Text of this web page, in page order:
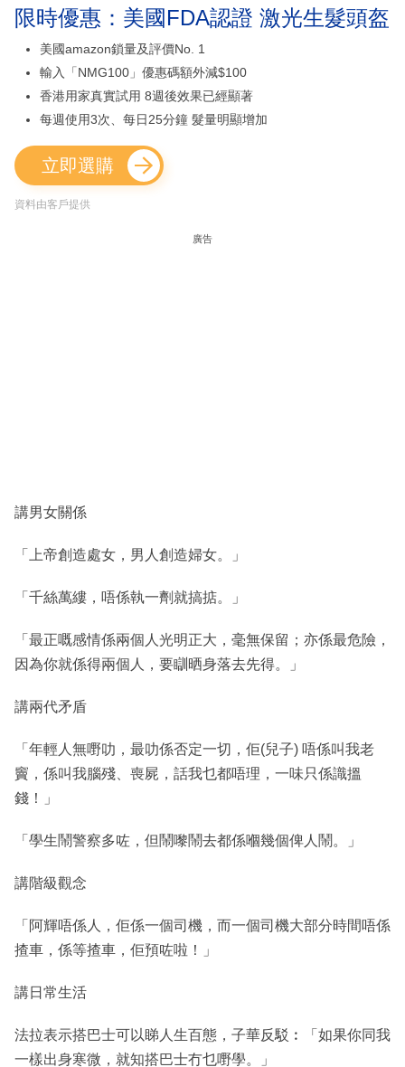
限時優惠：美國FDA認證 激光生髮頭盔
美國amazon鎖量及評價No. 1
輸入「NMG100」優惠碼額外減$100
香港用家真實試用 8週後效果已經顯著
每週使用3次、每日25分鐘 髮量明顯增加
立即選購
資料由客戶提供
廣告
講男女關係
「上帝創造處女，男人創造婦女。」
「千絲萬縷，唔係執一劑就搞掂。」
「最正嘅感情係兩個人光明正大，毫無保留；亦係最危險，
因為你就係得兩個人，要瞓晒身落去先得。」
講兩代矛盾
「年輕人無嘢叻，最叻係否定一切，佢(兒子) 唔係叫我老
竇，係叫我腦殘、喪屍，話我乜都唔理，一味只係識搵
錢！」
「學生鬧警察多咗，但鬧嚟鬧去都係嗰幾個俾人鬧。」
講階級觀念
「阿輝唔係人，佢係一個司機，而一個司機大部分時間唔係
揸車，係等揸車，佢預咗啦！」
講日常生活
法拉表示搭巴士可以睇人生百態，子華反駁︰「如果你同我
一樣出身寒微，就知搭巴士冇乜嘢學。」